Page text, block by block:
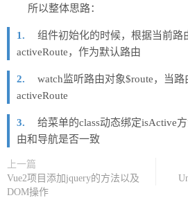
所以整体思路：
组件初始化的时候，根据当前路
activeRoute，作为默认路由
watch监听路由对象$route，当
activeRoute
给菜单的class动态绑定isActive
由和导航是否一致
上一篇
Vue2项目添加jquery的方法以及
DOM操作